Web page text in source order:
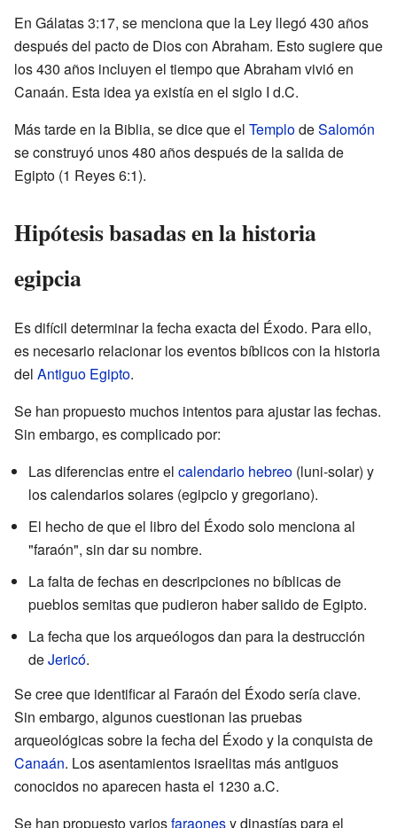
En Gálatas 3:17, se menciona que la Ley llegó 430 años
después del pacto de Dios con Abraham. Esto sugiere que
los 430 años incluyen el tiempo que Abraham vivió en
Canaán. Esta idea ya existía en el siglo I d.C.
Más tarde en la Biblia, se dice que el TemplodeSalomón
se construyó unos 480 años después de la salida de
Egipto (1 Reyes 6:1).
Hipótesis basadas en la historia
egipcia
Es difícil determinar la fecha exacta del Éxodo. Para ello,
es necesario relacionar los eventos bíblicos con la historia
del Antiguo Egipto.
Se han propuesto muchos intentos para ajustar las fechas.
Sin embargo, es complicado por:
Las diferencias entre el calendario hebreo (luni-solar) y
los calendarios solares (egipcio y gregoriano).
El hecho de que el libro del Éxodo solo menciona al
"faraón", sin dar su nombre.
La falta de fechas en descripciones no bíblicas de
pueblos semitas que pudieron haber salido de Egipto.
La fecha que los arqueólogos dan para la destrucción
deJericó.
Se cree que identificar al Faraón del Éxodo sería clave.
Sin embargo, algunos cuestionan las pruebas
arqueológicas sobre la fecha del Éxodo y la conquista de
Canaán. Los asentamientos israelitas más antiguos
conocidos no aparecen hasta el 1230 a.C.
Se han propuesto variosfaraonesy dinastías para el